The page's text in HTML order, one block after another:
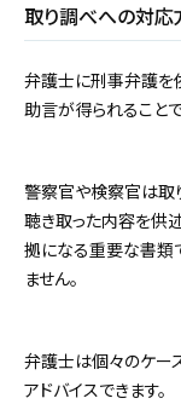
取り調べへの対応
弁護士に刑事弁護を
助言が得られることで
警察官や検察官は取
聴き取った内容を供
拠になる重要な書類
ません。
弁護士は個々のケー
アドバイスできます。